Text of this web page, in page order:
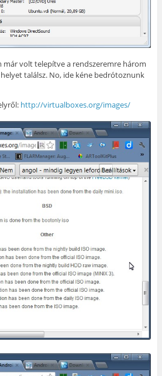
már volt telepítve a rendszeremre három
találsz. No, ide kéne bedrótoznunk
http://virtualboxes.org/images/